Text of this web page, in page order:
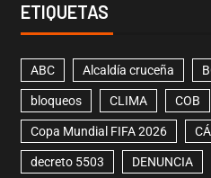
ETIQUETAS
ABC Alcaldía cruceña
bloqueos CLIMA COB
Copa Mundial FIFA 2026
decreto 5503 DENUNCIA